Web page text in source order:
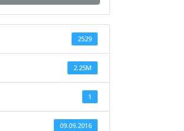
2529
2.25M
1
09.09.2016